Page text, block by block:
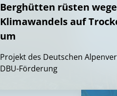
Berghütten rüsten
Klimawandels auf
um
Projekt des Deutschen
DBU-Förderung